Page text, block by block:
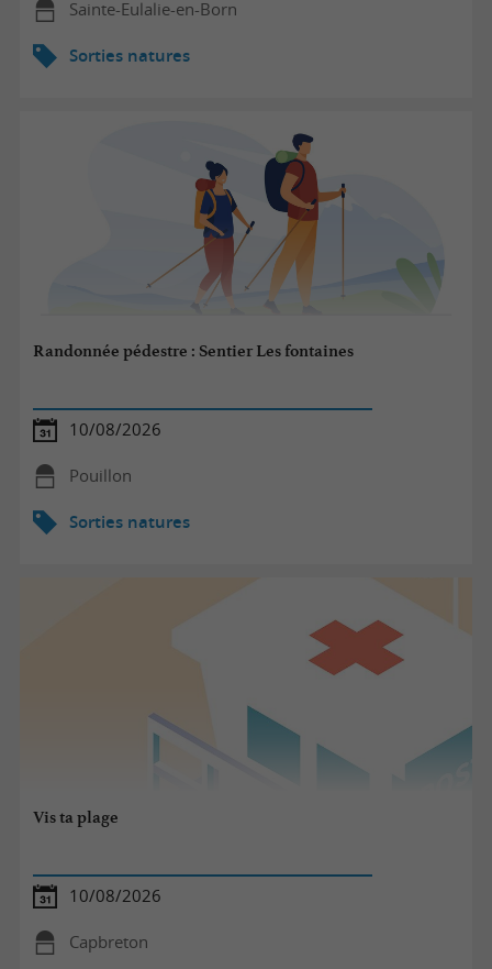
Sainte-Eulalie-en-Born
Sorties natures
Randonnée pédestre : Sentier Les fontaines
10/08/2026
Pouillon
Sorties natures
Vis ta plage
10/08/2026
Capbreton